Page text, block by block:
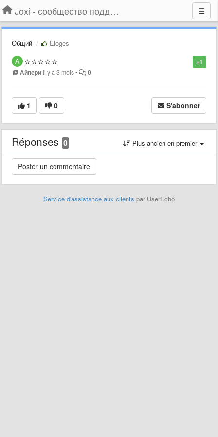
Joxi - сообщество поддержки
Общий Éloges
+1
⭐️⭐️⭐️⭐️⭐️
Айпериil y a 3 mois• 0
1 0 S'abonner
Réponses 0 Plus ancien en premier
Service d'assistance aux clients par UserEcho